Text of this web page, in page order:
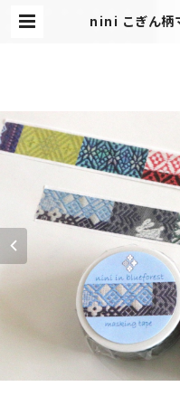
nini こぎん柄